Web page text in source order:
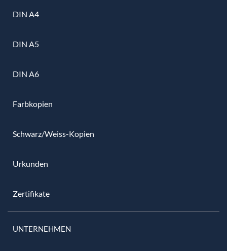
DIN A4
DIN A5
DIN A6
Farbkopien
Schwarz/Weiss-Kopien
Urkunden
Zertifikate
UNTERNEHMEN